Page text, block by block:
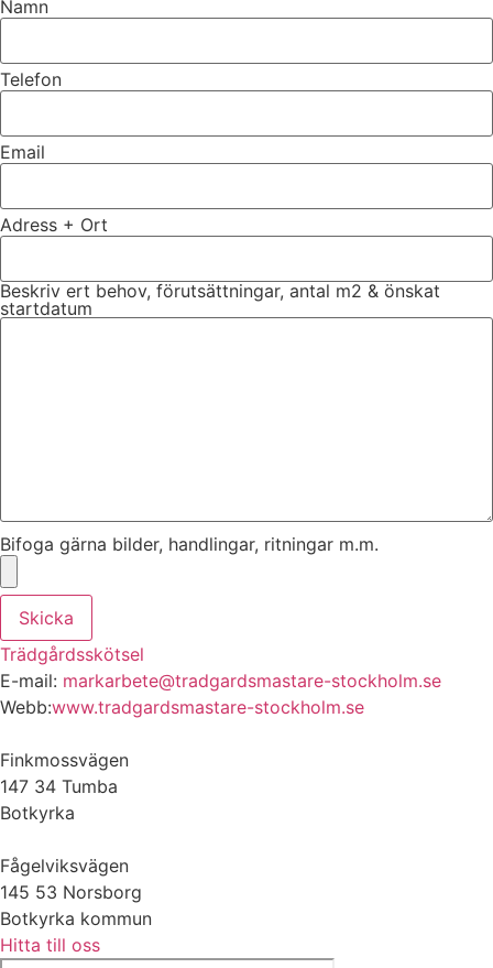
Namn
Telefon
Email
Adress + Ort
Beskriv ert behov, förutsättningar, antal m2 & önskat
startdatum
Bifoga gärna bilder, handlingar, ritningar m.m.
Skicka
Trädgårdsskötsel
E-mail: markarbete@tradgardsmastare-stockholm.se
Webb:www.tradgardsmastare-stockholm.se
Finkmossvägen
147 34 Tumba
Botkyrka
Fågelviksvägen
145 53 Norsborg
Botkyrka kommun
Hitta till oss